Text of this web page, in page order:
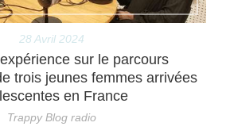
28 Avril 2024
sur le parcours
trois jeunes femmes arrivées
en France
Trappy Blog radio